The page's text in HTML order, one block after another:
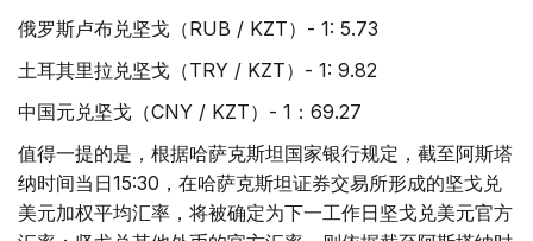
俄罗斯卢布兑坚戈（RUB / KZT）- 1: 5.73
土耳其里拉兑坚戈（TRY / KZT）- 1: 9.82
中国元兑坚戈（CNY / KZT）- 1：69.27
值得一提的是，根据哈萨克斯坦国家银行规定，截至阿斯塔
纳时间当日15:30，在哈萨克斯坦证券交易所形成的坚戈兑
美元加权平均汇率，将被确定为下一工作日坚戈兑美元官方